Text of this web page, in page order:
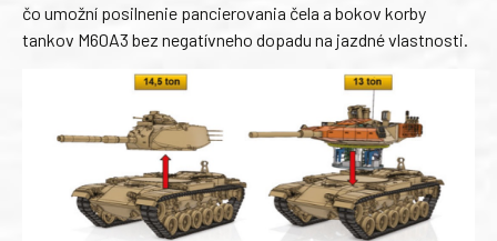
čo umožní posilnenie pancierovania čela a bokov korby
tankov M60A3 bez negatívneho dopadu na jazdné vlastnosti.